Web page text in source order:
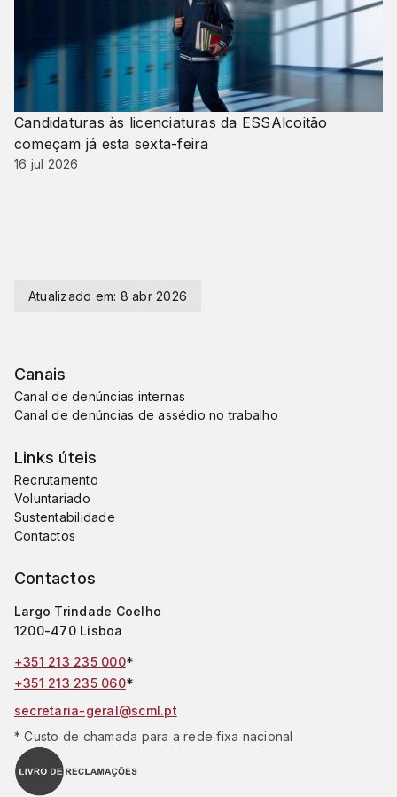
Candidaturas às licenciaturas da ESSAlcoitão
começam já esta sexta-feira
16 jul 2026
Atualizado em: 8 abr 2026
Canais
Canal de denúncias internas
Canal de denúncias de assédio no trabalho
Links úteis
Recrutamento
Voluntariado
Sustentabilidade
Contactos
Contactos
Largo Trindade Coelho
1200-470 Lisboa
+351 213 235 000*
+351 213 235 060*
secretaria-geral@scml.pt
* Custo de chamada para a rede fixa nacional